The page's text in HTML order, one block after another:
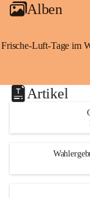
Alben
Frische-Luft-Tage im
Artikel